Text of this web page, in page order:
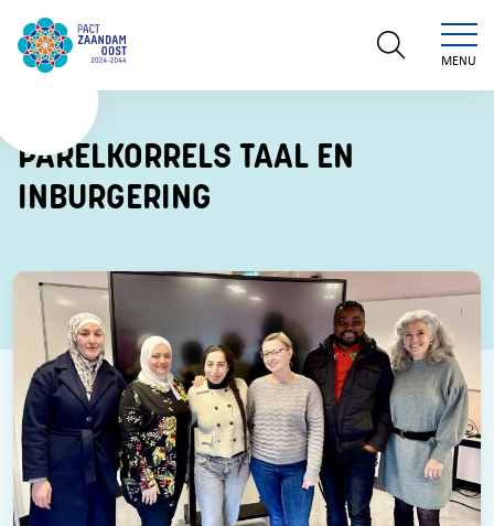
MENU
PARELKORRELS TAAL EN
INBURGERING